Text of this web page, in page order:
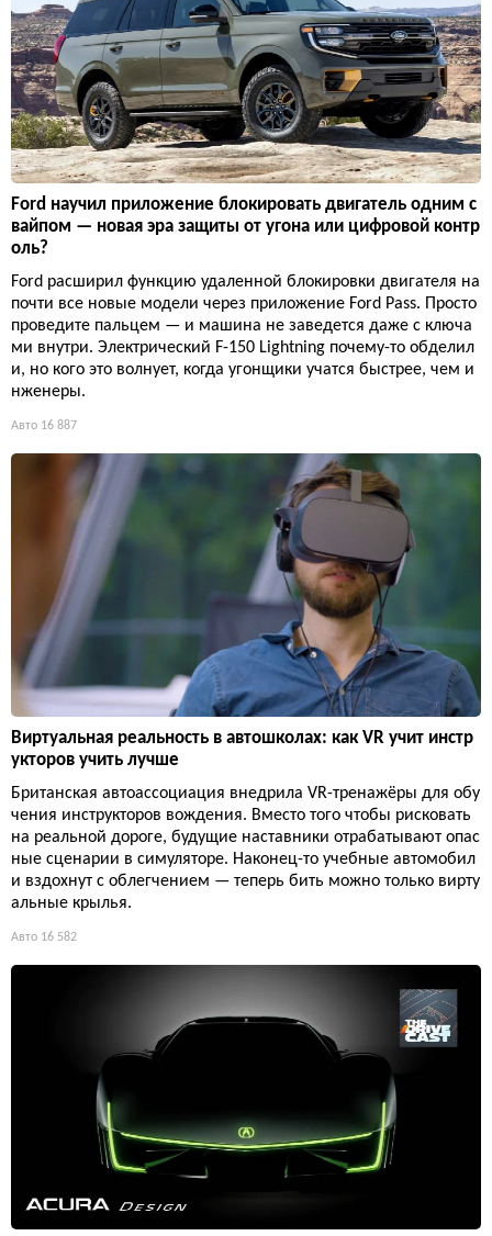
Ford научил приложение блокировать двигатель одним с
вайпом — новая эра защиты от угона или цифровой контр
оль?
Ford расширил функцию удаленной блокировки двигателя на
почти все новые модели через приложение Ford Pass. Просто
проведите пальцем — и машина не заведется даже с ключа
ми внутри. Электрический F-150 Lightning почему-то обделил
и, но кого это волнует, когда угонщики учатся быстрее, чем и
нженеры.
Авто 16 887
Виртуальная реальность в автошколах: как VR учит инстр
укторов учить лучше
Британская автоассоциация внедрила VR-тренажёры для обу
чения инструкторов вождения. Вместо того чтобы рисковать
на реальной дороге, будущие наставники отрабатывают опас
ные сценарии в симуляторе. Наконец-то учебные автомобил
и вздохнут с облегчением — теперь бить можно только вирту
альные крылья.
Авто 16 582